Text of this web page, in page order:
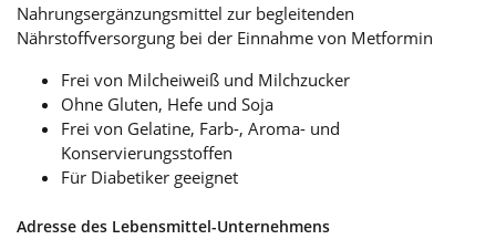
Nahrungsergänzungsmittel zur begleitenden
Nährstoffversorgung bei der Einnahme von Metformin
Frei von Milcheiweiß und Milchzucker
Ohne Gluten, Hefe und Soja
Frei von Gelatine, Farb-, Aroma- und
Konservierungsstoffen
Für Diabetiker geeignet
Adresse des Lebensmittel-Unternehmens